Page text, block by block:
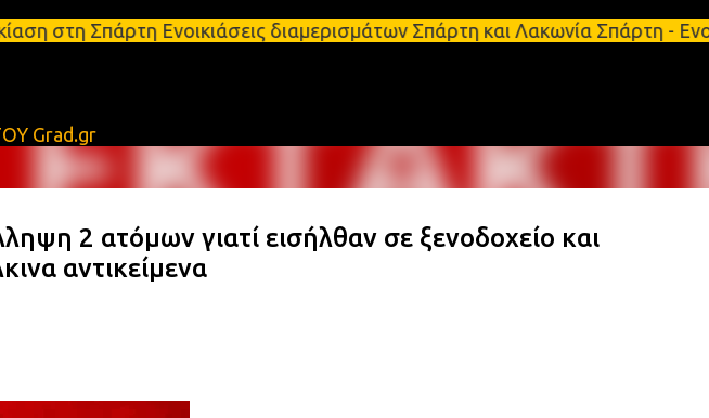
Μετάβαση στο κύριο περιεχόμενο
Ενοικιάσεις διαμερισμάτων Σπάρτη και Λακωνία Σπάρτη -
Grad.gr
2 ατόμων γιατί εισήλθαν σε ξενοδοχείο και
αντικείμενα